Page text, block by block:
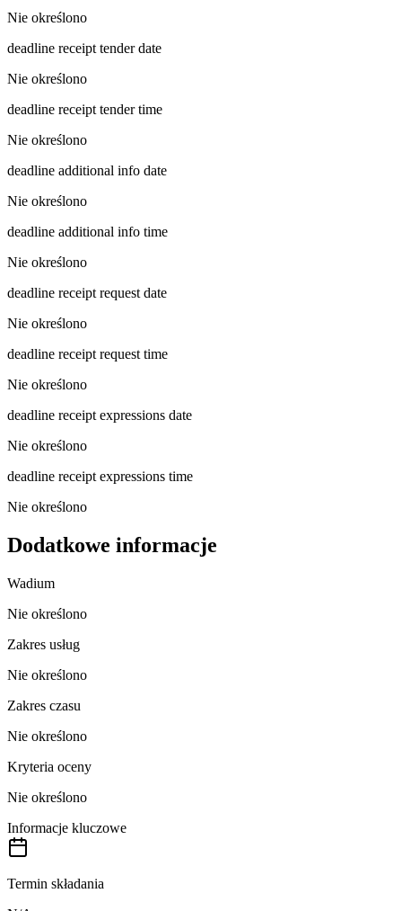
Nie określono
deadline receipt tender date
Nie określono
deadline receipt tender time
Nie określono
deadline additional info date
Nie określono
deadline additional info time
Nie określono
deadline receipt request date
Nie określono
deadline receipt request time
Nie określono
deadline receipt expressions date
Nie określono
deadline receipt expressions time
Nie określono
Dodatkowe informacje
Wadium
Nie określono
Zakres usług
Nie określono
Zakres czasu
Nie określono
Kryteria oceny
Nie określono
Informacje kluczowe
Termin składania